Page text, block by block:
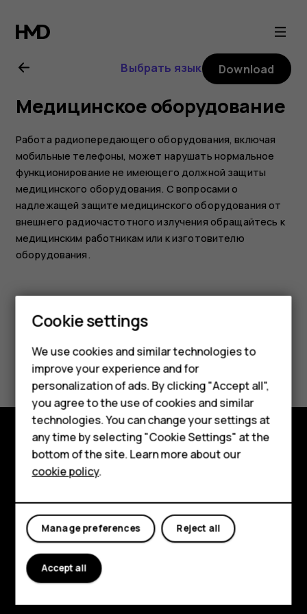
Nokia
6
user
guide
Smartphones
Feature phones
Phones for kids
Accessories
HMD Terra M
For business
Tablets
Выбрать язык Download
Медицинское оборудование
Работа радиопередающего оборудования, включая
мобильные телефоны, может нарушать нормальное
функционирование не имеющего должной защиты
медицинского оборудования. С вопросами о
надлежащей защите медицинского оборудования от
внешнего радиочастотного излучения обращайтесь к
медицинским работникам или к изготовителю
оборудования.
Did you find this helpful?
Yes No
Explore
Planet and people
Support
FacebookInstagram
Tiktok
Cookie settings
We use cookies and similar technologies to
improve your experience and for
personalization of ads. By clicking "Accept all",
you agree to the use of cookies and similar
technologies. You can change your settings at
any time by selecting "Cookie Settings" at the
bottom of the site. Learn more about our
cookie policy.
Reject all
Manage preferences
Accept all